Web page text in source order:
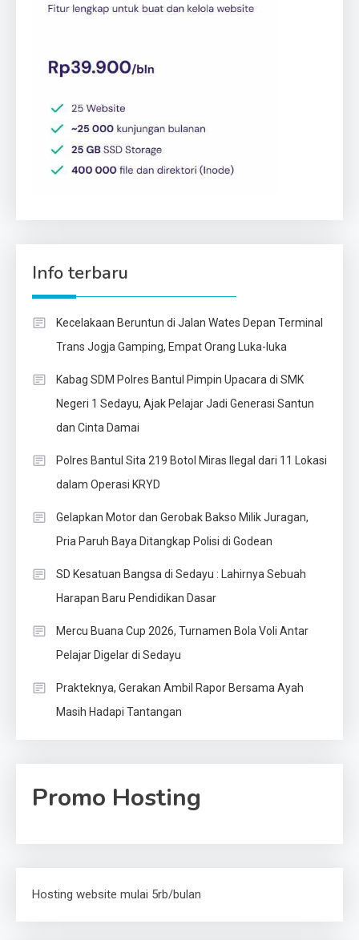
Info terbaru
Kecelakaan Beruntun di Jalan Wates Depan Terminal
Trans Jogja Gamping, Empat Orang Luka-luka
Kabag SDM Polres Bantul Pimpin Upacara di SMK
Negeri 1 Sedayu, Ajak Pelajar Jadi Generasi Santun
dan Cinta Damai
Polres Bantul Sita 219 Botol Miras Ilegal dari 11 Lokasi
dalam Operasi KRYD
Gelapkan Motor dan Gerobak Bakso Milik Juragan,
Pria Paruh Baya Ditangkap Polisi di Godean
SD Kesatuan Bangsa di Sedayu : Lahirnya Sebuah
Harapan Baru Pendidikan Dasar
Mercu Buana Cup 2026, Turnamen Bola Voli Antar
Pelajar Digelar di Sedayu
Prakteknya, Gerakan Ambil Rapor Bersama Ayah
Masih Hadapi Tantangan
Promo Hosting
Hosting website mulai 5rb/bulan